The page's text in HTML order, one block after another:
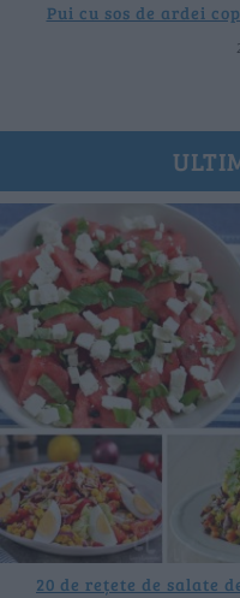
Pui cu sos de ardei
20 de rețete de salate